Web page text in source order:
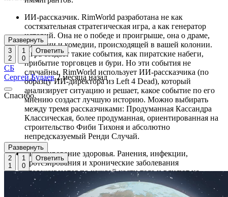
ИИ-рассказчик. RimWorld разработана не как
состязательная стратегическая игра, а как генератор
историй. Она не о победе и проигрыше, она о драме,
трагедии и комедии, происходящей в вашей колонии.
Игра создает такие события, как пиратские набеги,
прибытие торговцев и бури. Но эти события не
случайны. RimWorld использует ИИ-рассказчика (по
образцу ИИ-директора из Left 4 Dead), который
анализирует ситуацию и решает, какое событие по его
мнению создаст лучшую историю. Можно выбирать
между тремя рассказчиками: Продуманная Кассандра
Классическая, более продуманная, ориентированная на
строительство Фиби Тихоня и абсолютно
непредсказуемый Ренди Случай.
Моделирование здоровья. Ранения, инфекции,
протезирования и хронические заболевания
отслеживаются по каждой части тела и влияют на
способности героев. Повреждения глаз осложняют
возможность стрелять или делать хирургические
Развернуть
3
2
1
0
Ответить
СБ
Сергей Будаев 2 месяца назад
Спасибо.
Развернуть
2
1
1
0
Ответить